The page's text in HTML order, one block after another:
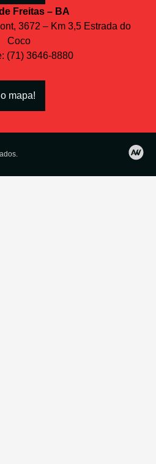
Freitas – BA
3672 – Km 3,5 Estrada do
Coco
(71) 3646-8880
mapa!